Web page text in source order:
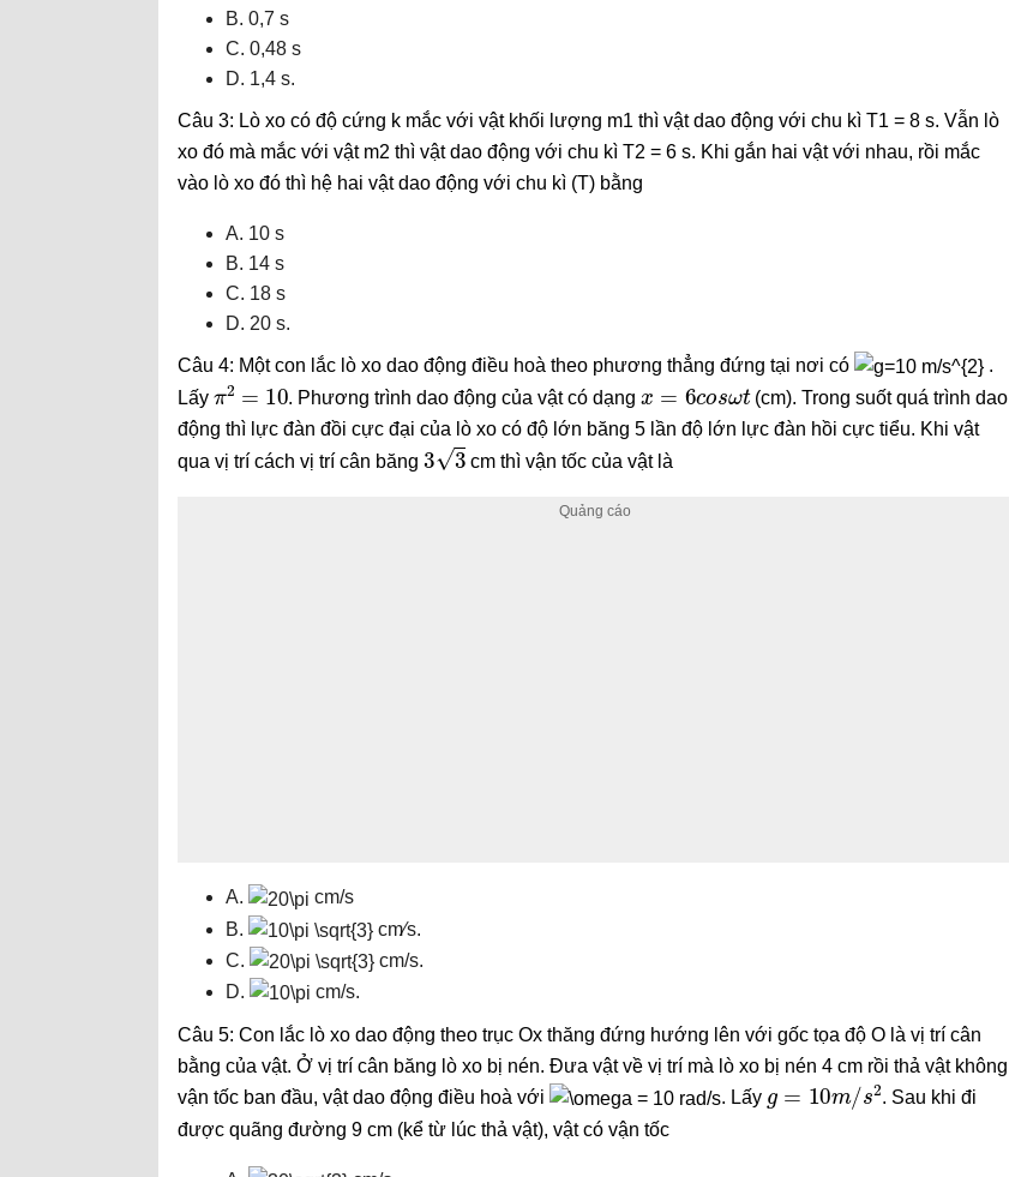
B. 0,7 s
C. 0,48 s
D. 1,4 s.
Câu 3: Lò xo có độ cứng k mắc với vật khối lượng m1 thì vật dao động với chu kì T1 = 8 s. Vẫn lò
xo đó mà mắc với vật m2 thì vật dao động với chu kì T2 = 6 s. Khi gắn hai vật với nhau, rồi mắc
vào lò xo đó thì hệ hai vật dao động với chu kì (T) bằng
A. 10 s
B. 14 s
C. 18 s
D. 20 s.
Câu 4: Một con lắc lò xo dao động điều hoà theo phương thẳng đứng tại nơi có
.
Lấy
π2 10
. Phương trình dao động của vật có dạng
= co s
(cm). Trong suốt quá trình dao
động thì lực đàn đồi cực đại của lò xo có độ lớn băng 5 lần độ lớn lực đàn hồi cực tiểu. Khi vật
qua vị trí cách vị trí cân băng
3
cm thì vận tốc của vật là
A.
cm/s
B.
cm⁄s.
C.
cm/s.
D.
cm/s.
Câu 5: Con lắc lò xo dao động theo trục Ox thăng đứng hướng lên với gốc tọa độ O là vị trí cân
bằng của vật. Ở vị trí cân băng lò xo bị nén. Đưa vật về vị trí mà lò xo bị nén 4 cm rồi thả vật không
vận tốc ban đầu, vật dao động điều hoà với
. Lấy
10m 2
. Sau khi đi
được quãng đường 9 cm (kể từ lúc thả vật), vật có vận tốc